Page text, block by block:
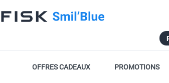
OFFRES CADEAUX PROMOTIONS